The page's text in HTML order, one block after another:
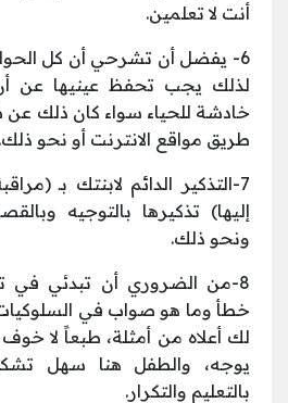
أنت لا تعلمين.
6- يفضل أن تشرحي أن كل
لذلك يجب تحفظ عينيها عن
خادشة للحياء سواء كان ذلك عن
طريق مواقع الانترنت أو نحو ذلك.
7-التذكير الدائم لابنتك بـ
إليها) تذكيرها بالتوجيه
ونحو ذلك.
8-من الضروري أن تبدئي في
خطأ وما هو صواب في السلوكيات
لك أعلاه من أمثلة، طبعاً لا
يوجه، والطفل هنا سهل
بالتعليم والتكرار.